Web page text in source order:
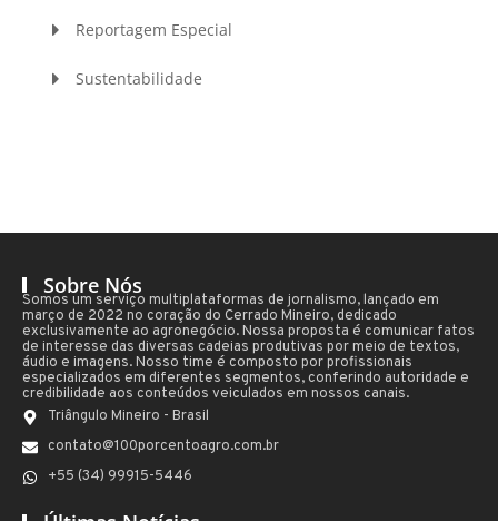
Reportagem Especial
Sustentabilidade
Sobre Nós
Somos um serviço multiplataformas de jornalismo, lançado em
março de 2022 no coração do Cerrado Mineiro, dedicado
exclusivamente ao agronegócio. Nossa proposta é comunicar fatos
de interesse das diversas cadeias produtivas por meio de textos,
áudio e imagens. Nosso time é composto por profissionais
especializados em diferentes segmentos, conferindo autoridade e
credibilidade aos conteúdos veiculados em nossos canais.
Triângulo Mineiro - Brasil
contato@100porcentoagro.com.br
+55 (34) 99915-5446